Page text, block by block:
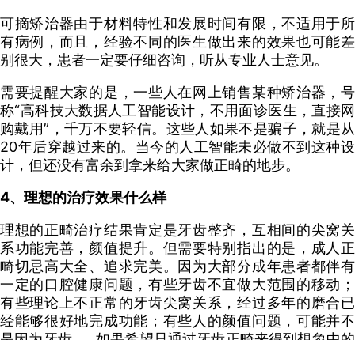
可摘矫治器由于材料特性和发展时间有限，不适用于所
有病例，而且，经验不同的医生做出来的效果也可能差
别很大，患者一定要仔细咨询，听从专业人士意见。
需要提醒大家的是，一些人在网上销售某种矫治器，号
称“高科技大数据人工智能设计，不用面诊医生，直接网
购戴用”，千万不要轻信。这些人如果不是骗子，就是从
20年后穿越过来的。当今的人工智能未必做不到这种设
计，但还没有富余到拿来给大家做正畸的地步。
4、理想的治疗效果什么样
理想的正畸治疗结果肯定是牙齿整齐，互相间的尖窝关
系功能完善，颜值提升。但需要特别指出的是，成人正
畸切忌高大全、追求完美。因为大部分成年患者都伴有
一定的口腔健康问题，有些牙齿不宜做大范围的移动；
有些理论上不正常的牙齿尖窝关系，经过多年的磨合已
经能够很好地完成功能；有些人的颜值问题，可能并不